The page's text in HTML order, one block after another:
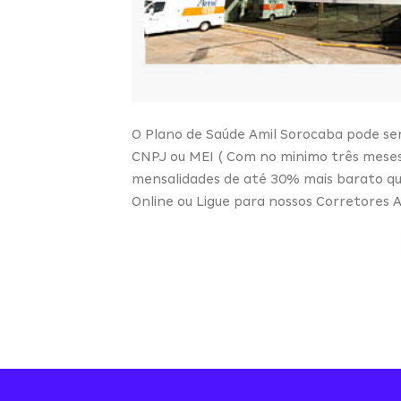
O Plano de Saúde Amil Sorocaba pode
CNPJ ou MEI ( Com no minimo três
mensalidades de até 30% mais barato
Online ou Ligue para nossos Corretores